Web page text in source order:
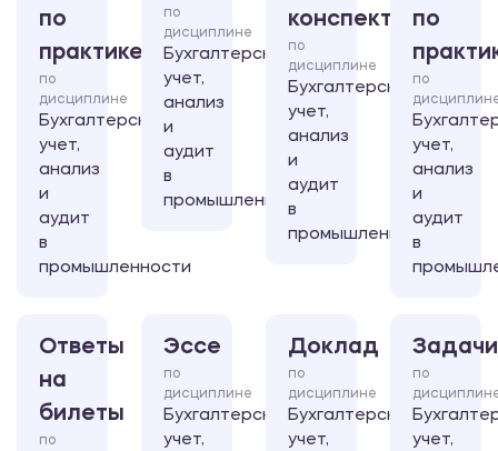
по
практике
по
дисциплине
Бухгалтерский
учет,
анализ
и
аудит
в
промышленности
по
дисциплине
Бухгалтерский
учет,
анализ
и
аудит
в
промышленности
конспект
по
дисциплине
Бухгалтерский
учет,
анализ
и
аудит
в
промышленности
по
по
учет,
анализ
и
аудит
в
Ответы
на
билеты
по
Эссе
по
дисциплине
Бухгалтерский
учет,
Доклад
по
дисциплине
Бухгалтерский
учет,
Задачи
по
учет,